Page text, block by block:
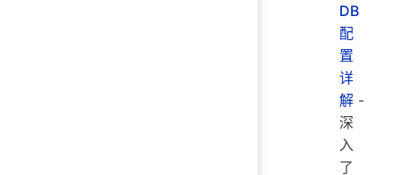
DB
配
置
详
解 -
深
入
了